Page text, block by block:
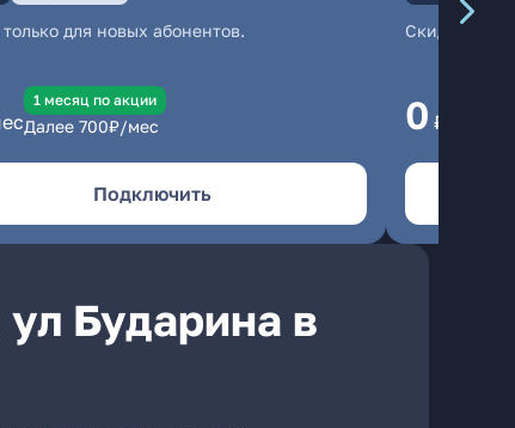
для новых абонентов.
1 месяц по акции
Далее 700₽/мес
Подключить
Скидка
0 ₽/мес
Бударина в